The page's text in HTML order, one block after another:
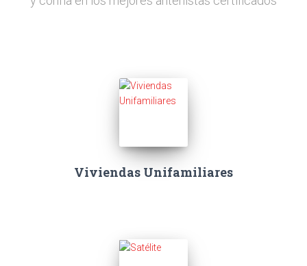
Viviendas Unifamiliares